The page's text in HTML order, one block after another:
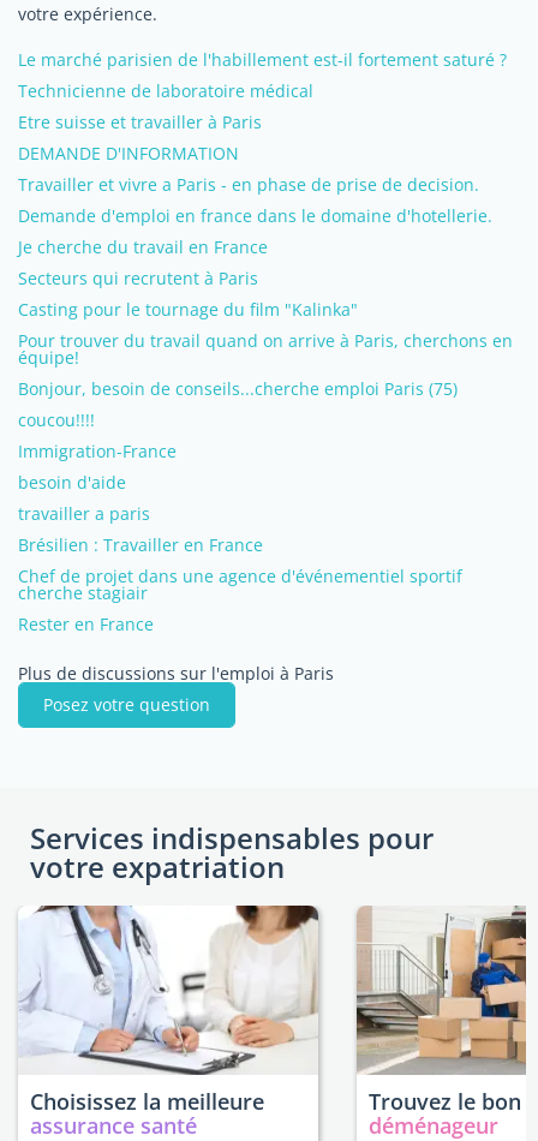
votre expérience.
Le marché parisien de l'habillement est-il fortement saturé ?
Technicienne de laboratoire médical
Etre suisse et travailler à Paris
DEMANDE D'INFORMATION
Travailler et vivre a Paris - en phase de prise de decision.
Demande d'emploi en france dans le domaine d'hotellerie.
Je cherche du travail en France
Secteurs qui recrutent à Paris
Casting pour le tournage du film "Kalinka"
Pour trouver du travail quand on arrive à Paris, cherchons en
équipe!
Bonjour, besoin de conseils...cherche emploi Paris (75)
coucou!!!!
Immigration-France
besoin d'aide
travailler a paris
Brésilien : Travailler en France
Chef de projet dans une agence d'événementiel sportif
cherche stagiair
Rester en France
Plus de discussions sur l'emploi à Paris
Posez votre question
Services indispensables pour
votre expatriation
Choisissez la meilleure
assurance santé
Trouvez le bon
déménageur